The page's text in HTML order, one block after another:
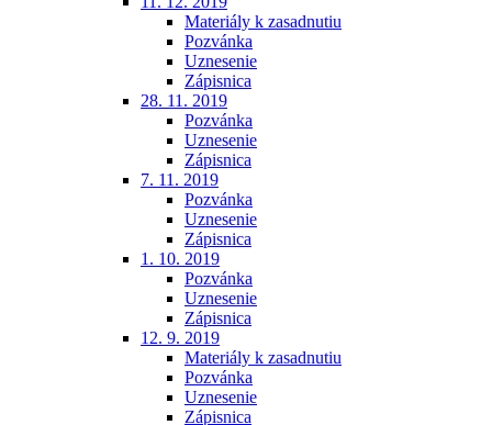
Materiály k zasadnutiu
Pozvánka
Uznesenie
Zápisnica
28. 11. 2019
Pozvánka
Uznesenie
Zápisnica
7. 11. 2019
Pozvánka
Uznesenie
Zápisnica
1. 10. 2019
Pozvánka
Uznesenie
Zápisnica
12. 9. 2019
Materiály k zasadnutiu
Pozvánka
Uznesenie
Zápisnica